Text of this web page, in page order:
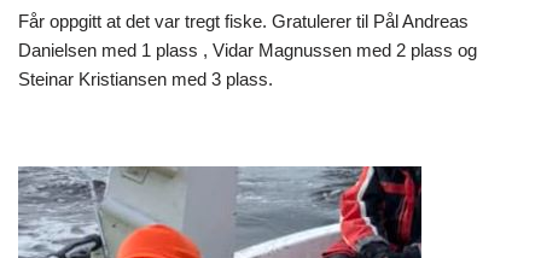
Får oppgitt at det var tregt fiske. Gratulerer til Pål Andreas
Danielsen med 1 plass , Vidar Magnussen med 2 plass og
Steinar Kristiansen med 3 plass.